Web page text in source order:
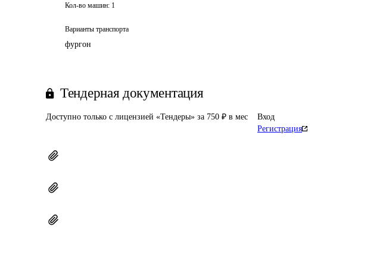
Кол-во машин: 1
Варианты транспорта
фургон
Тендерная документация
Доступно только с лицензией «Тендеры» за 750 ₽ в мес
Вход
Регистрация